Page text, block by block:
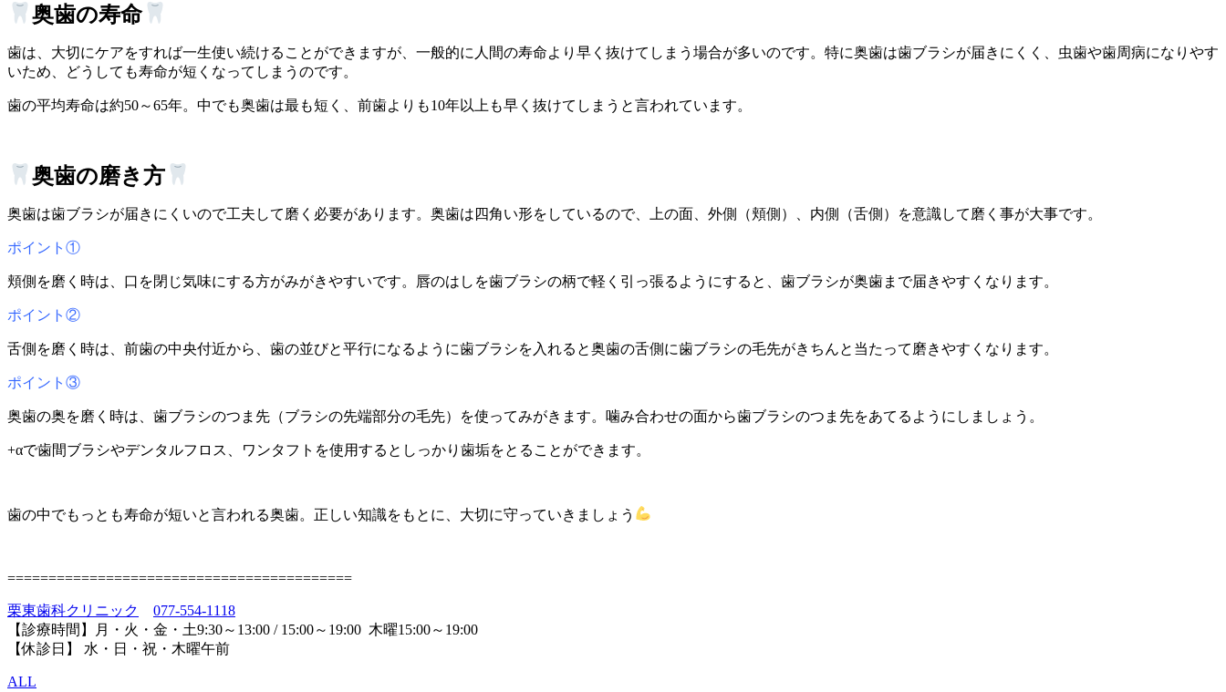
奥歯の寿命
歯は、大切にケアをすれば一生使い続けることができますが、一般的に人間の寿命より早く抜けてしまう場合が多いのです。特に奥歯は歯ブラシが届きにくく、虫歯や歯周病になりやす
いため、どうしても寿命が短くなってしまうのです。
歯の平均寿命は約50～65年。中でも奥歯は最も短く、前歯よりも10年以上も早く抜けてしまうと言われています。
奥歯の磨き方
奥歯は歯ブラシが届きにくいので工夫して磨く必要があります。奥歯は四角い形をしているので、上の面、外側（頬側）、内側（舌側）を意識して磨く事が大事です。
ポイント①
頬側を磨く時は、口を閉じ気味にする方がみがきやすいです。唇のはしを歯ブラシの柄で軽く引っ張るようにすると、歯ブラシが奥歯まで届きやすくなります。
ポイント②
舌側を磨く時は、前歯の中央付近から、歯の並びと平行になるように歯ブラシを入れると奥歯の舌側に歯ブラシの毛先がきちんと当たって磨きやすくなります。
ポイント③
奥歯の奥を磨く時は、歯ブラシのつま先（ブラシの先端部分の毛先）を使ってみがきます。噛み合わせの面から歯ブラシのつま先をあてるようにしましょう。
+αで歯間ブラシやデンタルフロス、ワンタフトを使用するとしっかり歯垢をとることができます。
歯の中でもっとも寿命が短いと言われる奥歯。正しい知識をもとに、大切に守っていきましょう
==========================================
栗東歯科クリニック
077-554-1118
【診療時間】月・火・金・土9:30～13:00 / 15:00～19:00 木曜15:00～19:00
【休診日】 水・日・祝・木曜午前
ALL